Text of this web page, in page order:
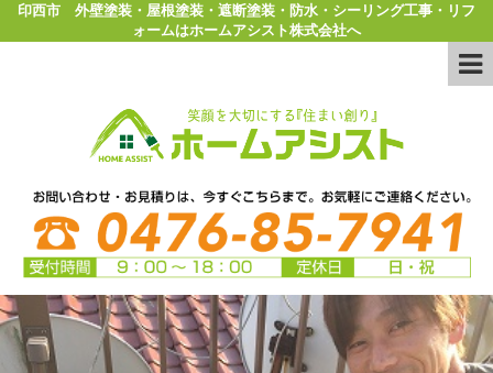
印西市 外壁塗装・屋根塗装・遮断塗装・防水・シーリング工事・リフ
ォームはホームアシスト株式会社へ